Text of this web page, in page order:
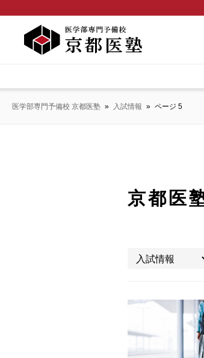
医学部専門予備校 京都医塾 » 入試情報 » ページ 5
京都医